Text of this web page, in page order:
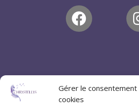
Gérer le consentement
cookies